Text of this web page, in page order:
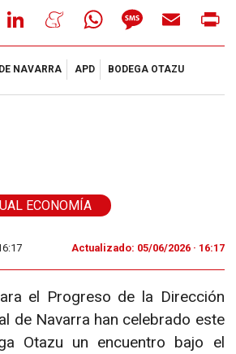
LinkedIn MeneameWhatsAppMessageEmail
NAVARRA APD BODEGA OTAZU
ECONOMÍA
Actualizado: 05/06/2026 · 16:17
el Progreso de la Dirección
de Navarra han celebrado este
Otazu un encuentro bajo el